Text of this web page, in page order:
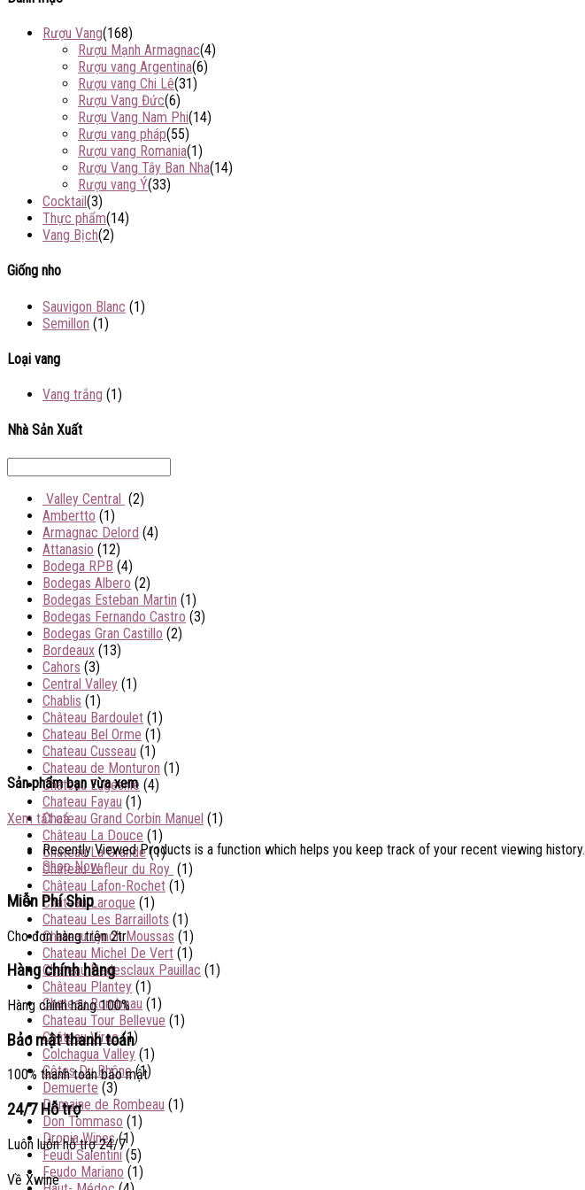
Rượu Vang(168)
Rượu Mạnh Armagnac(4)
Rượu vang Argentina(6)
Rượu vang Chi Lê(31)
Rượu Vang Đức(6)
Rượu Vang Nam Phi(14)
Rượu vang pháp(55)
Rượu vang Romania(1)
Rượu Vang Tây Ban Nha(14)
Rượu vang Ý(33)
Cocktail(3)
Thực phẩm(14)
Vang Bịch(2)
Giống nho
Sauvigon Blanc (1)
Semillon (1)
Loại vang
Vang trắng (1)
Nhà Sản Xuất
Valley Central (2)
Ambertto (1)
Armagnac Delord (4)
Attanasio (12)
Bodega RPB (4)
Bodegas Albero (2)
Bodegas Esteban Martin (1)
Bodegas Fernando Castro (3)
Bodegas Gran Castillo (2)
Bordeaux (13)
Cahors (3)
Central Valley (1)
Chablis (1)
Château Bardoulet (1)
Chateau Bel Orme (1)
Chateau Cusseau (1)
Chateau de Monturon (1)
Château Eugésnie (4)
Chateau Fayau (1)
Chateau Grand Corbin Manuel (1)
Château La Douce (1)
Chateau La Grande (1)
Château Lafleur du Roy (1)
Château Lafon-Rochet (1)
Chateau Laroque (1)
Chateau Les Barraillots (1)
Chateau Lynch Moussas (1)
Chateau Michel De Vert (1)
Chateau Pedesclaux Pauillac (1)
Château Plantey (1)
Chateau Rombeau (1)
Chateau Tour Bellevue (1)
Château Virac (1)
Colchagua Valley (1)
Côtes Du Rhône (1)
Demuerte (3)
Domaine de Rombeau (1)
Don Tommaso (1)
Dropia Wines (1)
Feudi Salentini (5)
Feudo Mariano (1)
Sản phẩm bạn vừa xem
Xem tất cả
Recently Viewed Products is a function which helps you keep track of your recent viewing history.
Shop Now
Miễn Phí Ship
Cho đơn hàng trên 2tr
Hàng chính hàng
Hàng chính hãng 100%
Bảo mật thanh toán
100% thanh toán bảo mật
24/7 Hỗ trợ
Luôn luôn hỗ trợ 24/7
Về Xwine